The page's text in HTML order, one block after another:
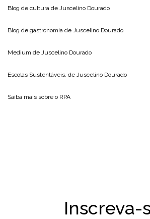
Blog de cultura de Juscelino Dourado
Blog de gastronomia de Juscelino Dourado
Medium de Juscelino Dourado
Escolas Sustentáveis, de Juscelino Dourado
Saiba mais sobre o RPA
Inscreva-